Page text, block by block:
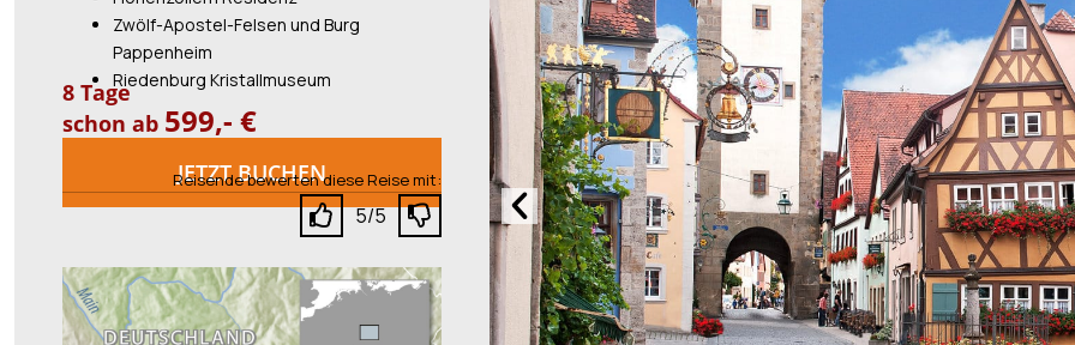
Zwölf-Apostel-Felsen und Burg
Pappenheim
Riedenburg Kristallmuseum
8 Tage
schon ab 599,- €
JETZT BUCHEN
Reisende bewerten diese Reise mit:
5/5 Voriger